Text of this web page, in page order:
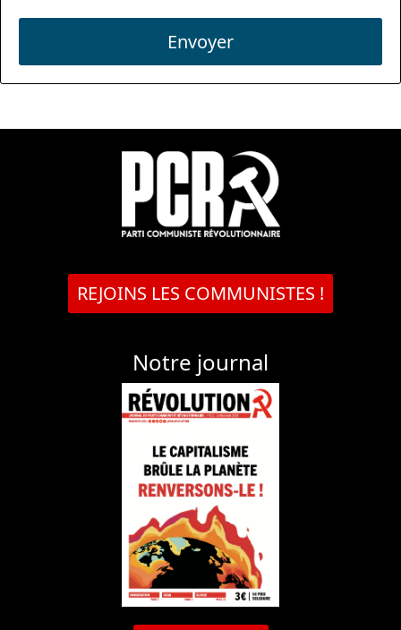
Envoyer
REJOINS LES COMMUNISTES !
Notre journal